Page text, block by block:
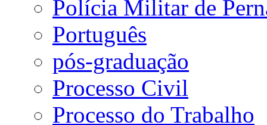
Polícia Militar de
Português
pós-graduação
Processo Civil
Processo do Trabalho